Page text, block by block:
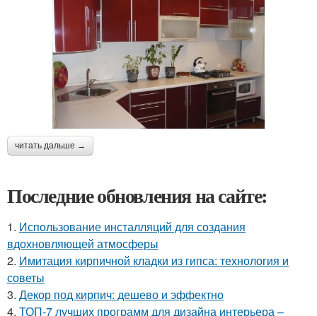
читать дальше →
Последние обновления на сайте:
1. Использование инсталляций для создания
вдохновляющей атмосферы
2. Имитация кирпичной кладки из гипса: технология и
советы
3. Декор под кирпич: дешево и эффектно
4. ТОП-7 лучших программ для дизайна интерьера –